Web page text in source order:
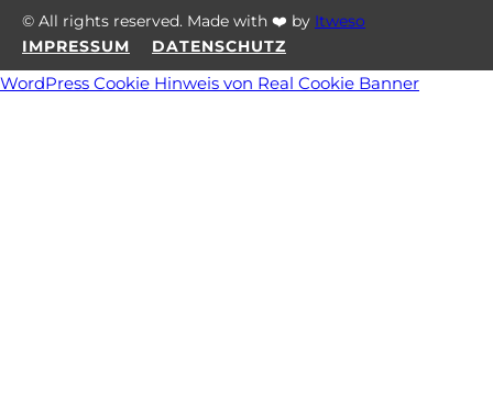
© All rights reserved. Made with ❤️ by Itweso
IMPRESSUM
DATENSCHUTZ
WordPress Cookie Hinweis von Real Cookie Banner